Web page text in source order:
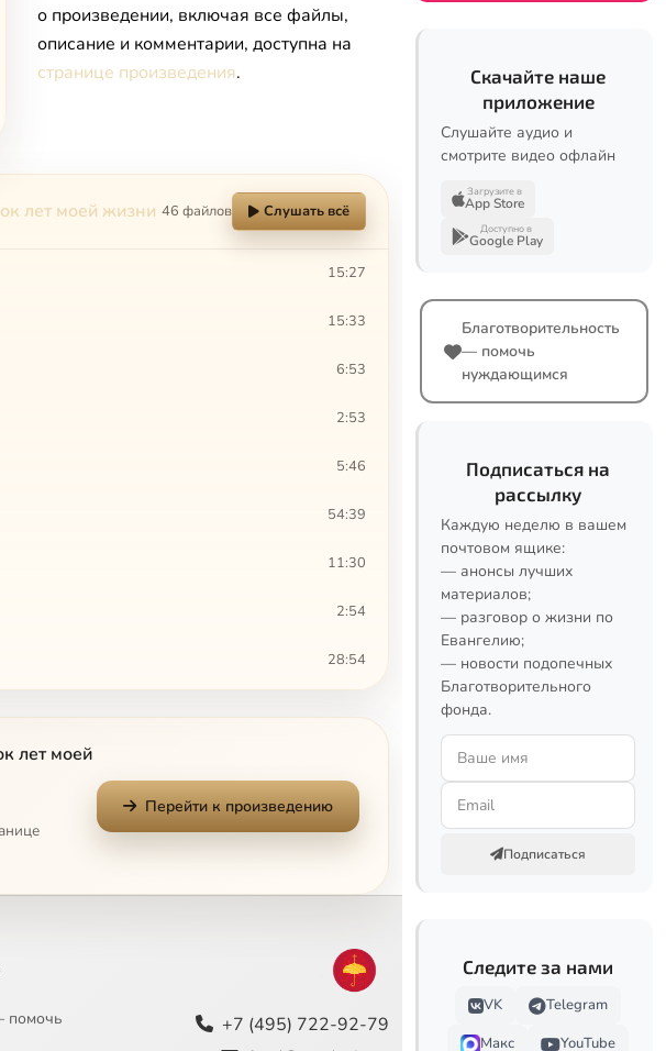
о произведении, включая все файлы,
описание и комментарии, доступна на
странице произведения.
лет моей жизни 46 файлов Слушать всё
15:27
15:33
6:53
2:53
5:46
54:39
11:30
2:54
28:54
живет по-Божьи 22:38
7:33
14:50
17:07
37:59
лет моей
Перейти к произведению
помочь
+7 (495) 722-92-79
Скачайте наше
приложение
Слушайте аудио и
смотрите видео офлайн
Загрузите в
App Store
Доступно в
Google Play
Благотворительность
— помочь
нуждающимся
Подписаться на
рассылку
Каждую неделю в вашем
почтовом ящике:
— анонсы лучших
материалов;
— разговор о жизни по
Евангелию;
— новости подопечных
Благотворительного
фонда.
Подписаться
Следите за нами
VK
Telegram
Макс
YouTube